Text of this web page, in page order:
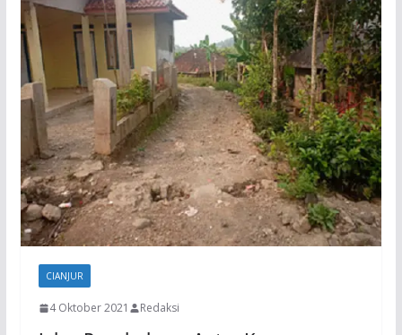
CIANJUR
4 Oktober 2021 Redaksi